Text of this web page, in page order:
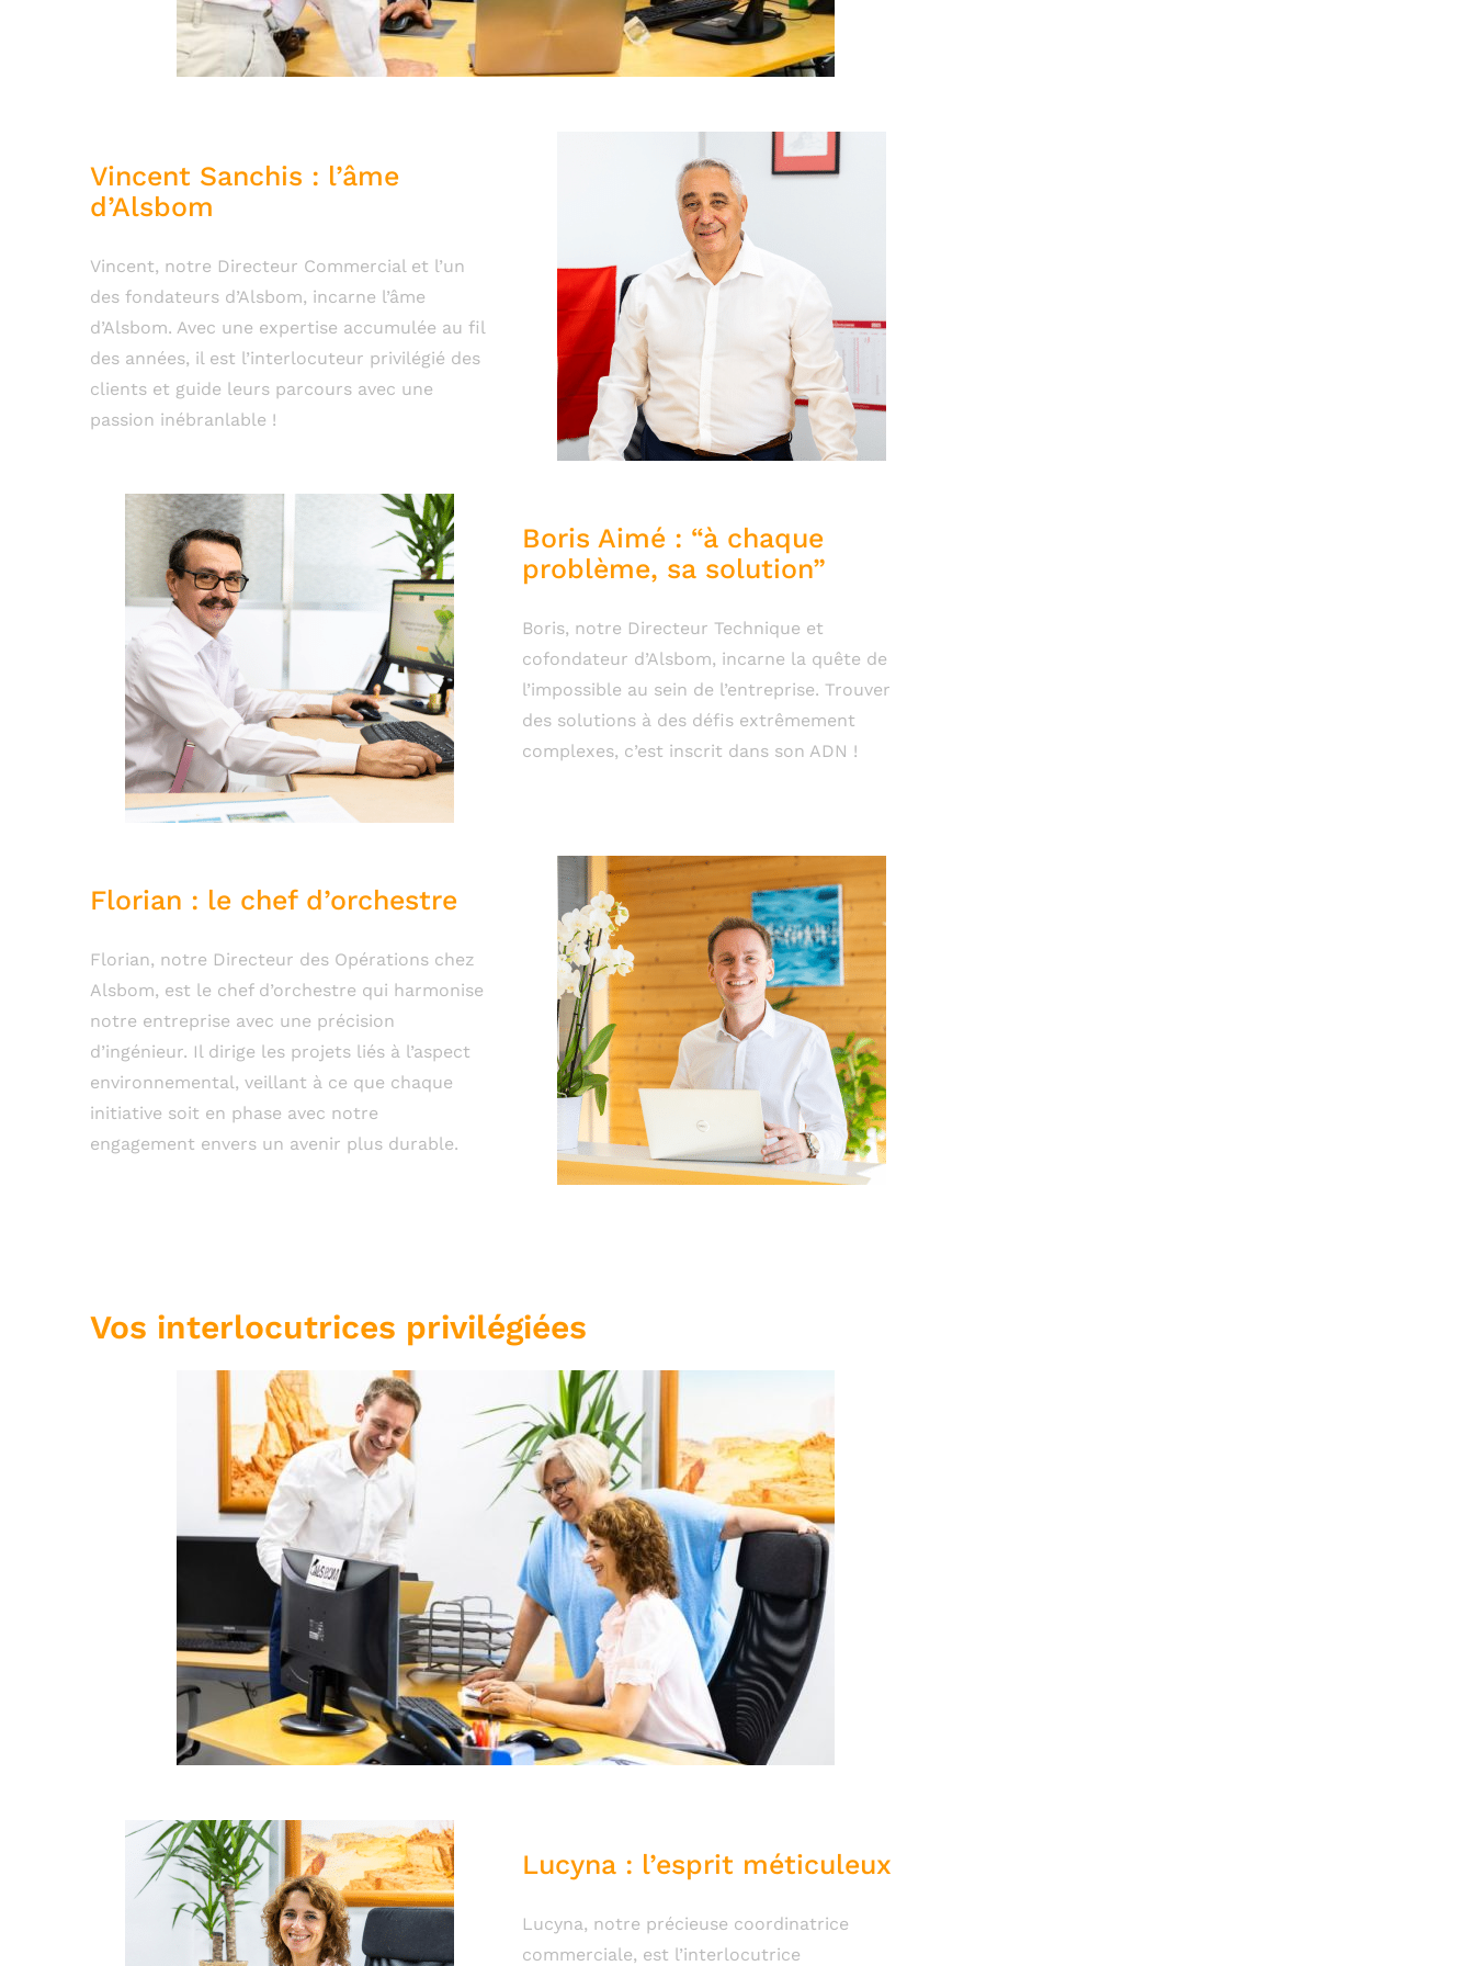
Vincent Sanchis : l’âme
d’Alsbom
Vincent, notre Directeur Commercial et l’un
des fondateurs d’Alsbom, incarne l’âme
d’Alsbom. Avec une expertise accumulée au fil
des années, il est l’interlocuteur privilégié des
clients et guide leurs parcours avec une
passion inébranlable !
Boris Aimé : “à chaque
problème, sa solution”
Boris, notre Directeur Technique et
cofondateur d’Alsbom, incarne la quête de
l’impossible au sein de l’entreprise. Trouver
des solutions à des défis extrêmement
complexes, c’est inscrit dans son ADN !
Florian : le chef d’orchestre
Florian, notre Directeur des Opérations chez
Alsbom, est le chef d’orchestre qui harmonise
notre entreprise avec une précision
d’ingénieur. Il dirige les projets liés à l’aspect
environnemental, veillant à ce que chaque
initiative soit en phase avec notre
engagement envers un avenir plus durable.
Vos interlocutrices privilégiées
Lucyna : l’esprit méticuleux
Lucyna, notre précieuse coordinatrice
commerciale, est l’interlocutrice